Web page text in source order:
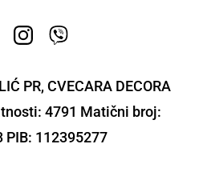
PR, CVECARA DECORA
4791 Matični broj:
PIB: 112395277